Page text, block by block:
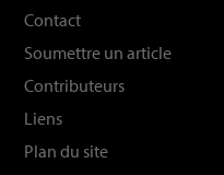
Contact
Soumettre un article
Contributeurs
Liens
Plan du site